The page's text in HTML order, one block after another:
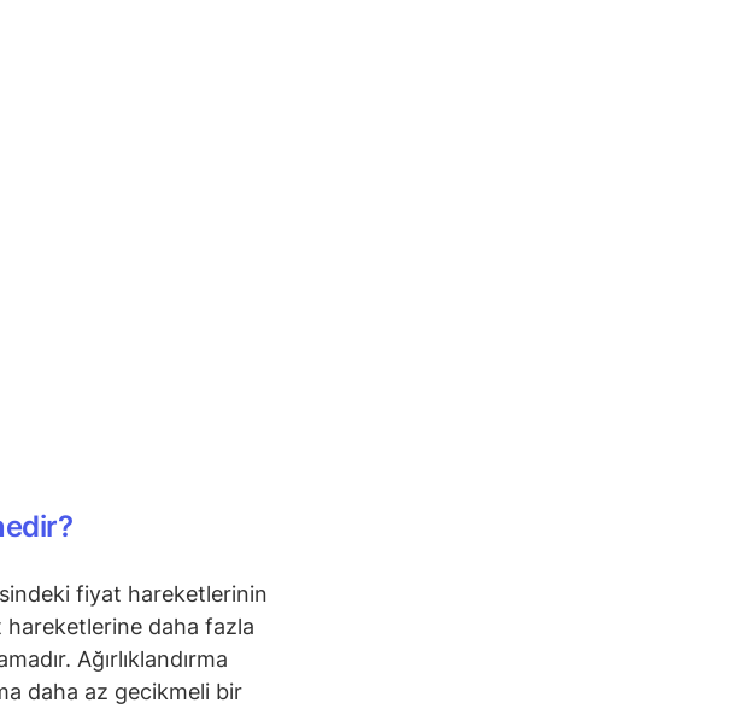
fiyat hareketlerinin
hareketlerine daha fazla
Ağırlıklandırma
daha az gecikmeli bir